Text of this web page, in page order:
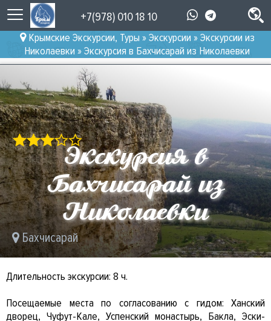
+7(978) 010 18 10
Крымские Экскурсии, Туры »Экскурсии »Экскурсии из
Николаевки » Экскурсия в Бахчисарай из Николаевки
Экскурсия в
Бахчисарай из
Николаевки
Бахчисарай
Длительность экскурсии: 8 ч.
Посещаемые места по согласованию с гидом: Ханский
дворец, Чуфут-Кале, Успенский монастырь, Бакла, Эски-